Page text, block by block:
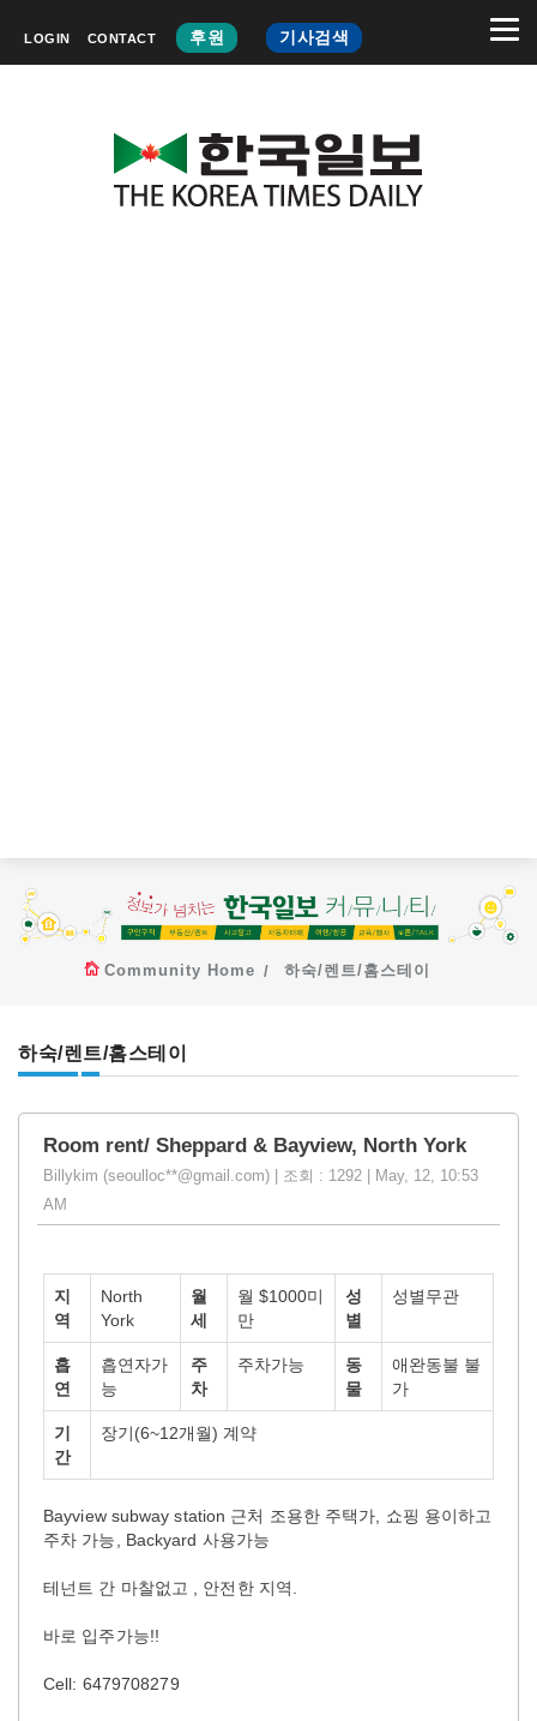
LOGIN CONTACT 후원 기사검색
Community Home 하숙/렌트/홈스테이
하숙/렌트/홈스테이
Room rent/ Sheppard & Bayview, North York
Billykim (seoulloc**@gmail.com) | 조회 : 1292 | May, 12, 10:53
AM
지
역
North
York
월
세
월 $1000미
만
성
별
성별무관
흡
연
흡연자가
능
주
차
주차가능
동
물
애완동불 불
가
기
간
장기(6~12개월) 계약
Bayview subway station 근처 조용한 주택가, 쇼핑 용이하고
주차 가능, Backyard 사용가능
테넌트 간 마찰없고 , 안전한 지역.
바로 입주가능!!
Cell: 6479708279